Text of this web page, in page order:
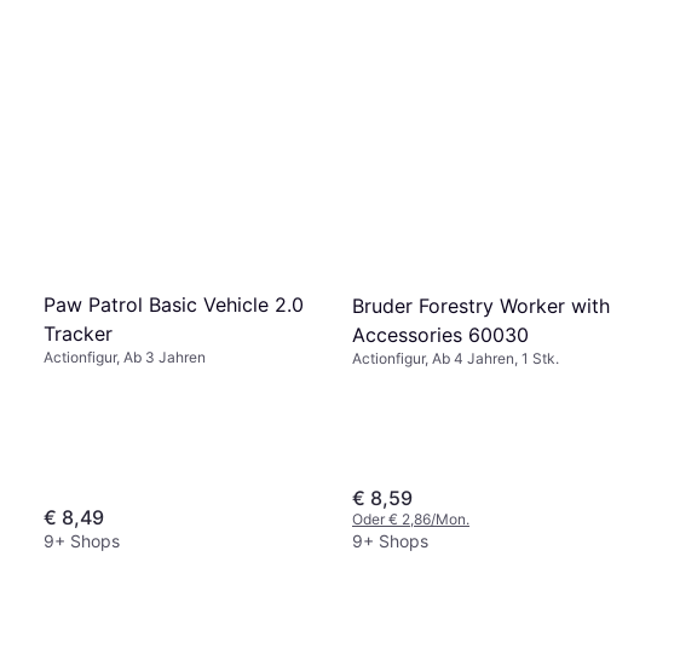
Paw Patrol Basic Vehicle 2.0
Tracker
Actionfigur, Ab 3 Jahren
€ 8,49
9+ Shops
Bruder Forestry Worker with
Accessories 60030
Actionfigur, Ab 4 Jahren, 1 Stk.
€ 8,59
Oder € 2,86/Mon.
9+ Shops